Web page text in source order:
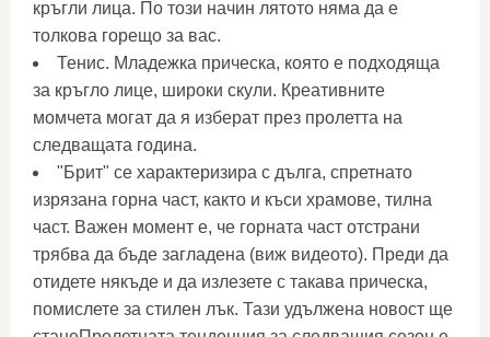
кръгли лица. По този начин лятото няма да е
толкова горещо за вас.
Тенис. Младежка прическа, която е подходяща
за кръгло лице, широки скули. Креативните
момчета могат да я изберат през пролетта на
следващата година.
"Брит" се характеризира с дълга, спретнато
изрязана горна част, както и къси храмове, тилна
част. Важен момент е, че горната част отстрани
трябва да бъде загладена (виж видеото). Преди да
отидете някъде и да излезете с такава прическа,
помислете за стилен лък. Тази удължена новост ще